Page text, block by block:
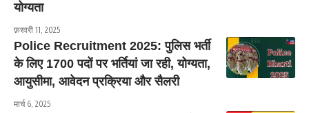
योग्यता
फ़रवरी 11, 2025
Police Recruitment 2025: पुलिस भर्ती
के लिए 1700 पदों पर भर्तियां जा रही, योग्यता,
आयुसीमा, आवेदन प्रक्रिया और सैलरी
मार्च 6, 2025